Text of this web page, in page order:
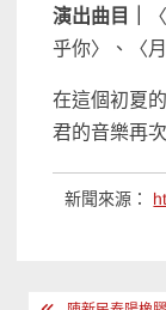
演出曲目｜
乎你〉、〈
在這個初夏
君的音樂再
新聞來源：